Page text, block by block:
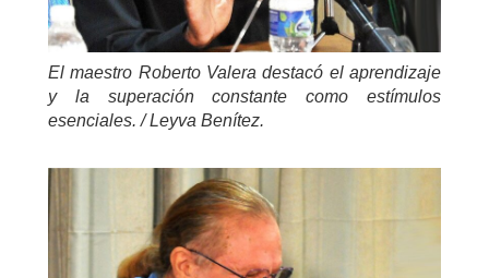
El maestro Roberto Valera destacó el aprendizaje
y la superación constante como estímulos
esenciales. / Leyva Benítez.